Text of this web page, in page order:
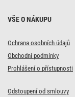
VŠE O NÁKUPU
Ochrana osobních údajů
Obchodní podmínky
Prohlášení o přístupnosti
Odstoupení od smlouvy